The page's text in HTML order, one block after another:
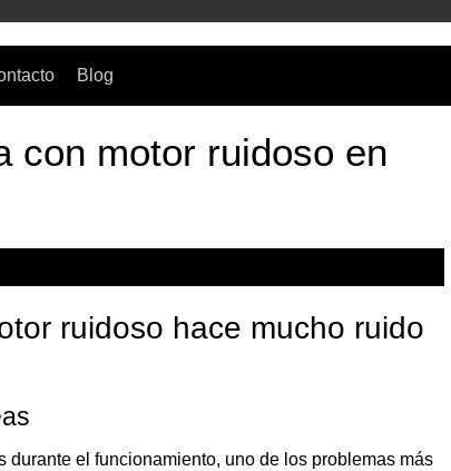
Blog
con motor ruidoso en
ruidoso hace mucho ruido
el funcionamiento, uno de los problemas más